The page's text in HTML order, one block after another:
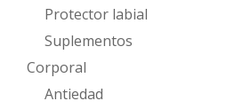
Protector labial
Suplementos
Corporal
Antiedad